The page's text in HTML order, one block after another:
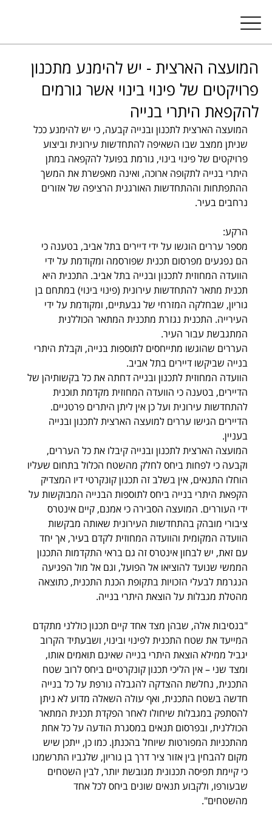
המועצה הארצית - יש להימנע מתכנון
פרויקטים של פינוי בינוי אשר גורמים
להקפאת היתרי בנייה
המועצה הארצית לתכנון ובנייה קבעה, כי יש להימנע ככל
שניתן ממצב שבו השאיפה להתחדשות עירונית וביצוע
פרויקטים של פינוי בינוי, גורמת בפועל להקפאה במתן
היתרי בנייה לתקופה ארוכה, ואינה מאפשרת את המשך
ההתפתחות וההתחדשות האורגנית הרציפה של אזורים
נרחבים בעיר.
הרקע:
מספר עררים הוגשו על ידי דיירים בתל אביב, בטענה כי
הם נפגעים מפרסום תכנית שפורסמה ומקודמת על ידי
הוועדה המחוזית לתכנון ובנייה בתל אביב. התכנית היא
תכנית מתאר להתחדשות עירונית (פינוי בינוי) במתחם בן
גוריון, שבחלקה המזרחי של גבעתיים, ומקודמת על ידי
העירייה. התכנית נגזרת מתכנית המתאר הכוללנית
המתגבשת עבור העיר.
העררים שהוגשו מתייחסים לתוספות בנייה, וקבלת היתרי
בנייה שביקשו דיירים בתל אביב.
הוועדה המחוזית לתכנון ובנייה דחתה את כל בקשותיהן של
הדיירים, בטענה כי הוועדה המחוזית מקדמת תוכנית
להתחדשות עירונית ועל כן אין ליתן היתרים פרטניים.
הדיירים הגישו עררים למועצה הארצית לתכנון ובנייה
בעניין.
המועצה הארצית לתכנון ובנייה קיבלו את כל העררים,
וקבעה כי לפחות ביחס לחלק מהשטח הכלול בתחום שעליו
הוחלו התנאים, אין בשלב זה תכנון קונקרטי דיו המצדיק
הקפאת היתרי בנייה ביחס לתוספות הבנייה המבוקשות על
ידי העוררים. המועצה הסבירה כי אמנם, קיים אינטרס
ציבורי מובהק בהתחדשות העירונית שאותה מבקשות
הוועדה המקומית והוועדה המחוזית לקדם בעיר, אך יחד
עם זאת, יש לבחון אינטרס זה גם בראי התקדמות התכנון
הממשי שנועד להוציאו אל הפועל, וגם אל מול הפגיעה
הנגרמת לבעלי הזכויות בתקופת הכנת התכנית, כתוצאה
מהטלת מגבלות על הוצאת היתרי בנייה.
"בנסיבות אלה, שבהן מצד אחד קיים תכנון כוללני מתקדם
המייעד את שטח התכנית לפינוי ובינוי, ושבעתיד הקרוב
יגביל ממילא הוצאת היתרי בנייה שאינם תואמים אותו,
ומצד שני – אין הליכי תכנון קונקרטיים ביחס לרוב שטח
התכנית, נחלשת ההצדקה להגבלה גורפת על כל בנייה
חדשה בשטח התכנית, ואף עולה השאלה מדוע לא ניתן
להסתפק במגבלות שיחולו לאחר הפקדת תכנית המתאר
הכוללנית, ובפרסום תנאים במסגרת הודעה על כל אחת
מהתכניות המפורטות שיוחל בהכנתן. כמו כן, ייתכן שיש
מקום להבחין בין אזור ציר דרך בן גוריון, שלגביו התרשמנו
כי קיימת תפיסה תכנונית מגובשת יותר, לבין השטחים
שבעורפו, ולקבוע תנאים שונים ביחס לכל אחד
מהשטחים".